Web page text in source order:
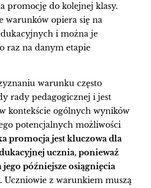
promocję do kolejnej klasy.
warunków opiera się na
i można je
raz na danym etapie
warunku często
rady pedagogicznej i jest
kontekście ogólnych wyników
potencjalnych możliwości
promocja jest kluczowa dla
ucznia, ponieważ
jego późniejsze osiągnięcia
Uczniowie z warunkiem muszą